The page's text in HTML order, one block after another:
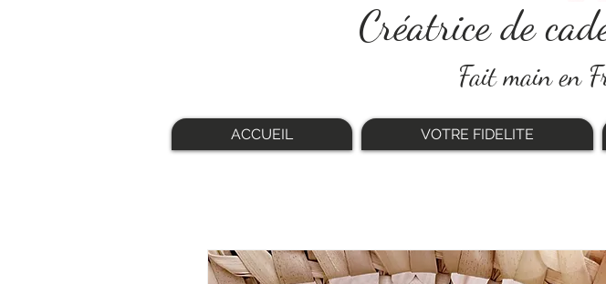
Créatrice de
Fait main en
ACCUEIL VOTRE FIDELITE